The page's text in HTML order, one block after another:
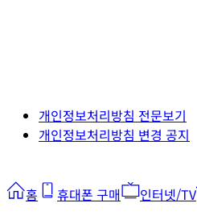
개인정보처리방침 전문보기
개인정보처리방침 변경 공지
홈 휴대폰 구매 인터넷/TV